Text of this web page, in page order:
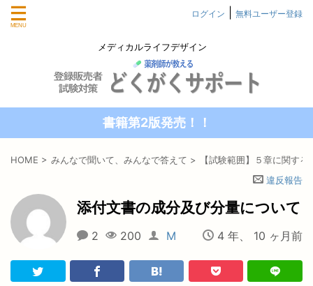
メディカルライフデザイン
ログイン 無料ユーザー登録
書籍第2版発売！！
HOME > みんなで聞いて、みんなで答えて >
【試験範囲】５章に関する
違反報告
添付文書の成分及び分量について
2 200 M 4 年、 10 ヶ月前